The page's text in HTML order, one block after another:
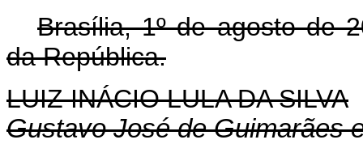
Brasília, 1º de agosto de
da República.
LUIZ INÁCIO LULA DA SILVA
Gustavo José de Guimarães